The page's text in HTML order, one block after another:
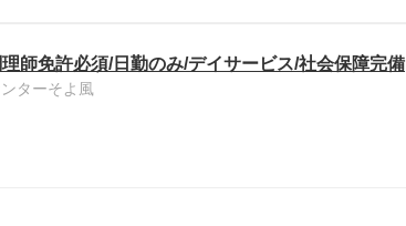
師免許必須/日勤のみ/デイサービス/社会保障完備
ターそよ風